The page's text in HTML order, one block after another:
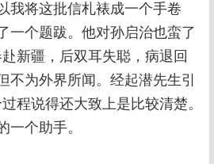
我将这批信札裱成一个手卷
一个题跋。他对孙启治也蛮了
新疆，后双耳失聪，病退回
不为外界所闻。经起潜先生引
程说得还大致上是比较清楚。
一个助手。